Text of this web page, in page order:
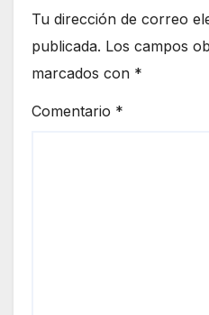
Tu dirección de correo
publicada. Los campos
marcados con *
Comentario *